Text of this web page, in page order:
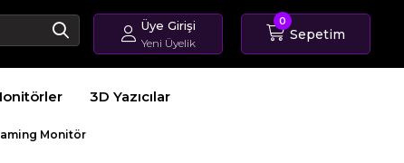
Üye Girişi
Yeni Üyelik
Üye Ol
0
Sepetim
3D Yazıcılar
Monitör